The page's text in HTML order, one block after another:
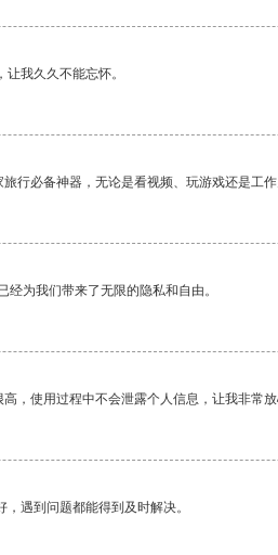
我久久不能忘怀。
行必备神器，无论是看视频、玩游戏还是工
经为我们带来了无限的隐私和自由。
，使用过程中不会泄露个人信息，让我非常放
遇到问题都能得到及时解决。